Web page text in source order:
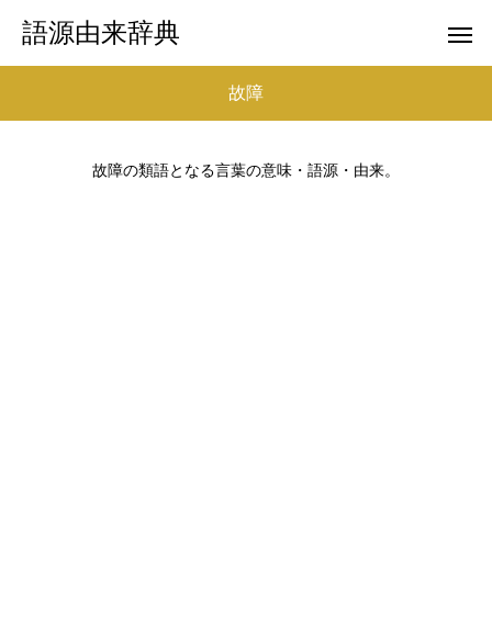
語源由来辞典
故障
故障の類語となる言葉の意味・語源・由来。